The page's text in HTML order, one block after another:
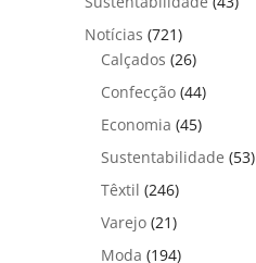
Notícias (721)
Calçados (26)
Confecção (44)
Economia (45)
Sustentabilidade (53)
Têxtil (246)
Varejo (21)
Moda (194)